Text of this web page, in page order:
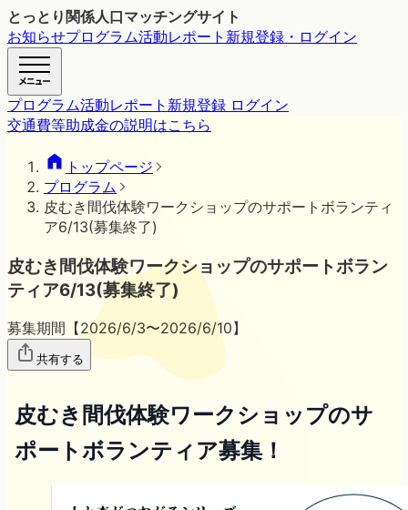
とっとり関係人口マッチングサイト
お知らせプログラム活動レポート 新規登録・ログイン
プログラム活動レポート 新規登録 ログイン
交通費等助成金の説明はこちら
トップページ
プログラム
皮むき間伐体験ワークショップのサポートボランティ
ア6/13(募集終了)
皮むき間伐体験ワークショップのサポートボラン
ティア6/13(募集終了)
募集期間【2026/6/3〜2026/6/10】
共有する
皮むき間伐体験ワークショップのサ
ポートボランティア募集！